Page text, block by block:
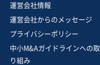
運営会社情報
運営会社からのメッセージ
プライバシーポリシー
中小M&Aガイドラインへの取
り組み